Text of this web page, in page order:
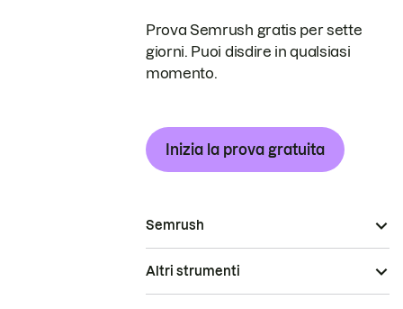
Prova Semrush gratis per sette
giorni. Puoi disdire in qualsiasi
momento.
Inizia la prova gratuita
Semrush
Altri strumenti